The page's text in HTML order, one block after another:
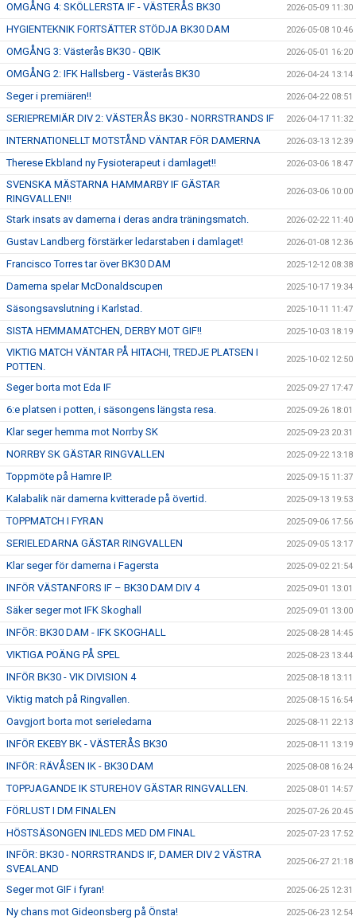
OMGÅNG 4: SKÖLLERSTA IF - VÄSTERÅS BK30 2026-05-09 11:30
HYGIENTEKNIK FORTSÄTTER STÖDJA BK30 DAM 2026-05-08 10:46
OMGÅNG 3: Västerås BK30 - QBIK 2026-05-01 16:20
OMGÅNG 2: IFK Hallsberg - Västerås BK30 2026-04-24 13:14
Seger i premiären!! 2026-04-22 08:51
SERIEPREMIÄR DIV 2: VÄSTERÅS BK30 - NORRSTRANDS IF 2026-04-17 11:32
INTERNATIONELLT MOTSTÅND VÄNTAR FÖR DAMERNA 2026-03-13 12:39
Therese Ekbland ny Fysioterapeut i damlaget!! 2026-03-06 18:47
SVENSKA MÄSTARNA HAMMARBY IF GÄSTAR
RINGVALLEN!!
2026-03-06 10:00
Stark insats av damerna i deras andra träningsmatch. 2026-02-22 11:40
Gustav Landberg förstärker ledarstaben i damlaget! 2026-01-08 12:36
Francisco Torres tar över BK30 DAM 2025-12-12 08:38
Damerna spelar McDonaldscupen 2025-10-17 19:34
Säsongsavslutning i Karlstad. 2025-10-11 11:47
SISTA HEMMAMATCHEN, DERBY MOT GIF!! 2025-10-03 18:19
VIKTIG MATCH VÄNTAR PÅ HITACHI, TREDJE PLATSEN I
POTTEN.
2025-10-02 12:50
Seger borta mot Eda IF 2025-09-27 17:47
6:e platsen i potten, i säsongens längsta resa. 2025-09-26 18:01
Klar seger hemma mot Norrby SK 2025-09-23 20:31
NORRBY SK GÄSTAR RINGVALLEN 2025-09-22 13:18
Toppmöte på Hamre IP. 2025-09-15 11:37
Kalabalik när damerna kvitterade på övertid. 2025-09-13 19:53
TOPPMATCH I FYRAN 2025-09-06 17:56
SERIELEDARNA GÄSTAR RINGVALLEN 2025-09-05 13:17
Klar seger för damerna i Fagersta 2025-09-02 21:54
INFÖR VÄSTANFORS IF – BK30 DAM DIV 4 2025-09-01 13:01
Säker seger mot IFK Skoghall 2025-09-01 13:00
INFÖR: BK30 DAM - IFK SKOGHALL 2025-08-28 14:45
VIKTIGA POÄNG PÅ SPEL 2025-08-23 13:44
INFÖR BK30 - VIK DIVISION 4 2025-08-18 13:11
Viktig match på Ringvallen. 2025-08-15 16:54
Oavgjort borta mot serieledarna 2025-08-11 22:13
INFÖR EKEBY BK - VÄSTERÅS BK30 2025-08-11 13:19
INFÖR: RÄVÅSEN IK - BK30 DAM 2025-08-08 16:24
TOPPJAGANDE IK STUREHOV GÄSTAR RINGVALLEN. 2025-08-01 14:57
FÖRLUST I DM FINALEN 2025-07-26 20:45
HÖSTSÄSONGEN INLEDS MED DM FINAL 2025-07-23 17:52
INFÖR: BK30 - NORRSTRANDS IF, DAMER DIV 2 VÄSTRA
SVEALAND
2025-06-27 21:18
Seger mot GIF i fyran! 2025-06-25 12:31
Ny chans mot Gideonsberg på Önsta! 2025-06-23 12:54